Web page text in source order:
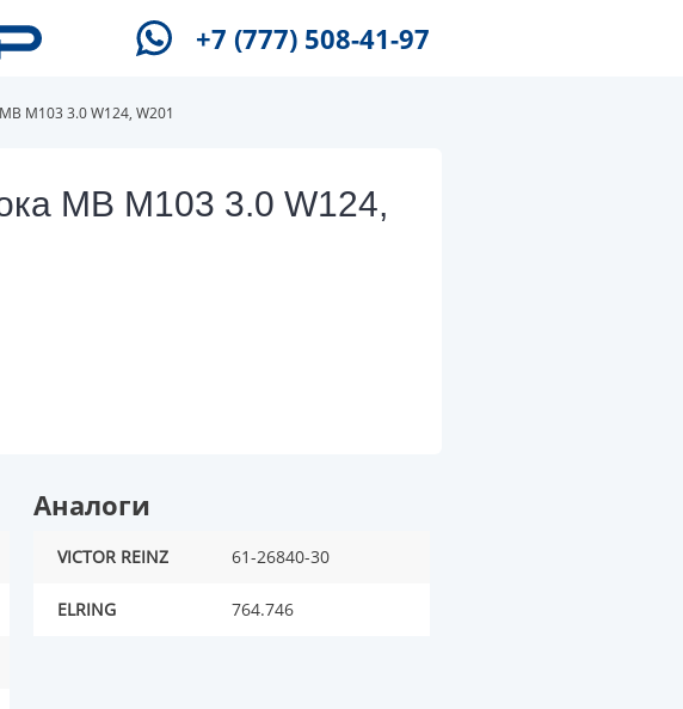
+7 (777) 508-41-97
M103 3.0 W124, W201
MB M103 3.0 W124,
Аналоги
VICTOR REINZ 61-26840-30
ELRING 764.746